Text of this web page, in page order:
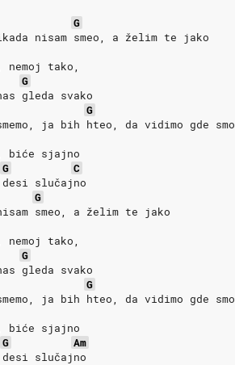
G
nisam smeo, a želim te jako
nemoj tako,
G
gleda svako
G
ja bih hteo, da vidimo gde smo
biće sjajno
G
C
desi slučajno
G
smeo, a želim te jako
nemoj tako,
G
gleda svako
G
ja bih hteo, da vidimo gde smo
biće sjajno
G
Am
desi slučajno